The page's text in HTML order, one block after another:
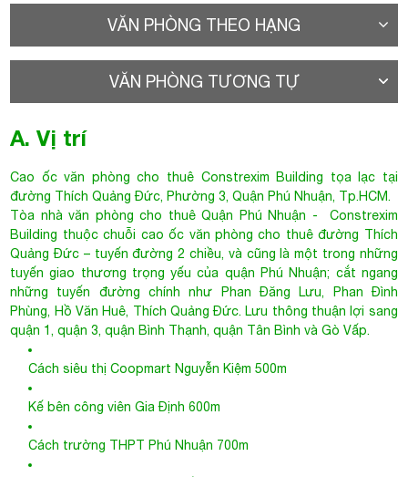
VĂN PHÒNG THEO HẠNG
VĂN PHÒNG TƯƠNG TỰ
A. Vị trí
Cao ốc văn phòng cho thuê Constrexim Building tọa lạc tại
đường Thích Quảng Đức, Phường 3, Quận Phú Nhuận, Tp.HCM.
Tòa nhà văn phòng cho thuê Quận Phú Nhuận - Constrexim
Building thuộc chuỗi cao ốc văn phòng cho thuê đường Thích
Quảng Đức – tuyến đường 2 chiều, và cũng là một trong những
tuyến giao thương trọng yếu của quận Phú Nhuận; cắt ngang
những tuyến đường chính như Phan Đăng Lưu, Phan Đình
Phùng, Hồ Văn Huê, Thích Quảng Đức. Lưu thông thuận lợi sang
quận 1, quận 3, quận Bình Thạnh, quận Tân Bình và Gò Vấp.
Cách siêu thị Coopmart Nguyễn Kiệm 500m
Kế bên công viên Gia Định 600m
Cách trường THPT Phú Nhuận 700m